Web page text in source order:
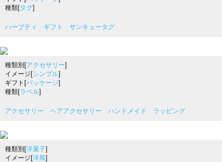
種類[タグ]
ハーブティ ギフト サンキュータグ
種類別[アクセサリー]
イメージ[シンプル]
ギフト[パッケージ]
種類[ラベル]
アクセサリー ヘアアクセサリー ハンドメイド ラッピング
種類別[洋菓子]
イメージ[洋風]